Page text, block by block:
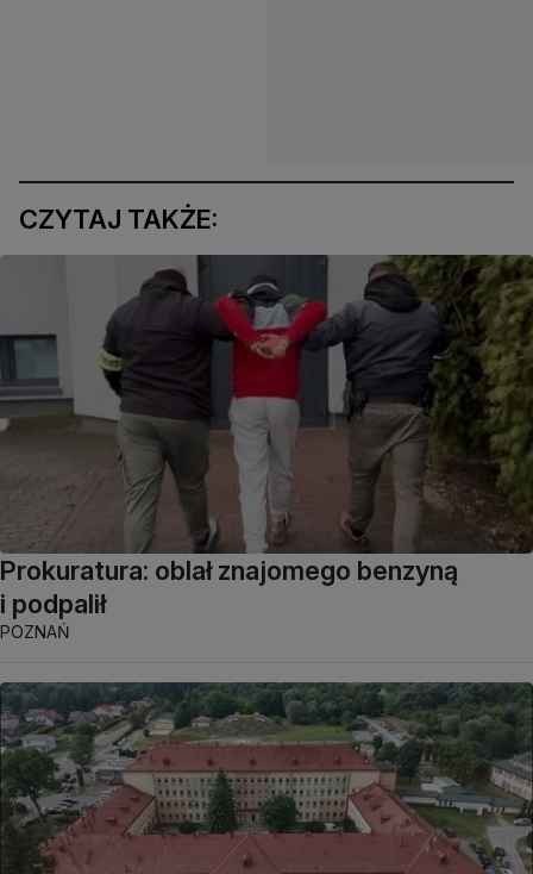
CZYTAJ TAKŻE:
Prokuratura: oblał znajomego benzyną
i podpalił
POZNAŃ